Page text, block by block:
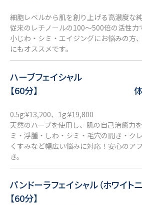
細胞レベルから肌を創り上げる高濃度な
従来のレチノールの100～500倍の活性力
小じわ・シミ・エイジングにお悩みの方
にもオススメです。
ハーブフェイシャル
【60分】
0.5g:¥13,200、1g:¥19,800
天然のハーブを使用し、肌の自己治癒力
ミ・浮腫・しわ・シミ・毛穴の開き・ク
くすみなど幅広い悩みに対応！安心のア
き。
パンドーラフェイシャル（ホワイト
【60分】